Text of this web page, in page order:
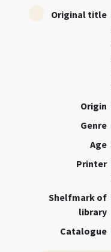
Original title
Origin
Genre
Age
Printer
Shelfmark of
library
Catalogue